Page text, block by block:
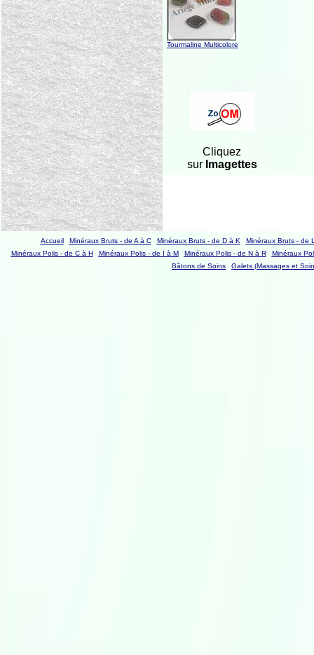
Tourmaline Multicolore
Cliquez
surImagettes
Accueil Minéraux Bruts - de A à C Minéraux Bruts - de D à K
Minéraux Bruts - de
Minéraux Polis - de C à H
Minéraux Polis - de I à M Minéraux Polis - de N à R
Minéraux
Bâtons de Soins
Galets (Massages et